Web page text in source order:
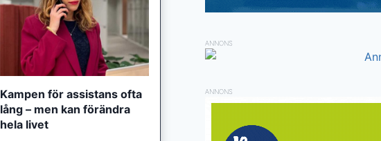
Kampen för assistans ofta
lång – men kan förändra
hela livet
ANNONS
ANNONS